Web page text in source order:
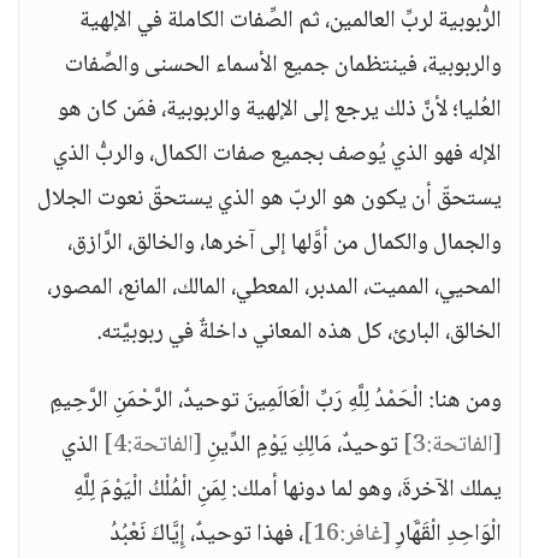
الرُّبوبية لربِّ العالمين، ثم الصِّفات الكاملة في الإلهية
والربوبية، فينتظمان جميع الأسماء الحسنى والصِّفات
العُليا؛ لأنَّ ذلك يرجع إلى الإلهية والربوبية، فمَن كان هو
الإله فهو الذي يُوصف بجميع صفات الكمال، والربُّ الذي
يستحقّ أن يكون هو الربّ هو الذي يستحقّ نعوت الجلال
والجمال والكمال من أوَّلها إلى آخرها، والخالق، الرَّازق،
المحيي، المميت، المدبر، المعطي، المالك، المانع، المصور،
الخالق، البارئ، كل هذه المعاني داخلةٌ في ربوبيَّته.
ومن هنا: الْحَمْدُ لِلَّهِ رَبِّ الْعَالَمِينَ توحيدٌ، الرَّحْمَنِ الرَّحِيمِ
[الفاتحة:3]
توحيدٌ، مَالِكِ يَوْمِ الدِّينِ[الفاتحة:4]
الذي
يملك الآخرةَ، وهو لما دونها أملك: لِمَنِ الْمُلْكُ الْيَوْمَ لِلَّهِ
الْوَاحِدِ الْقَهَّارِ[غافر:16]
، فهذا توحيدٌ، إِيَّاكَ نَعْبُدُ